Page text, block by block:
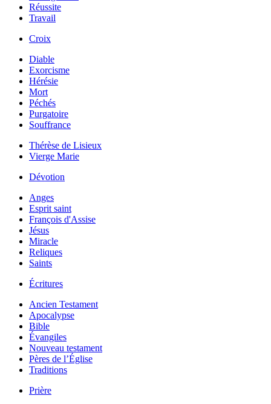
Réussite
Travail
Croix
Diable
Exorcisme
Hérésie
Mort
Péchés
Purgatoire
Souffrance
Thérèse de Lisieux
Vierge Marie
Dévotion
Anges
Esprit saint
François d'Assise
Jésus
Miracle
Reliques
Saints
Écritures
Ancien Testament
Apocalypse
Bible
Évangiles
Nouveau testament
Pères de l’Église
Traditions
Prière